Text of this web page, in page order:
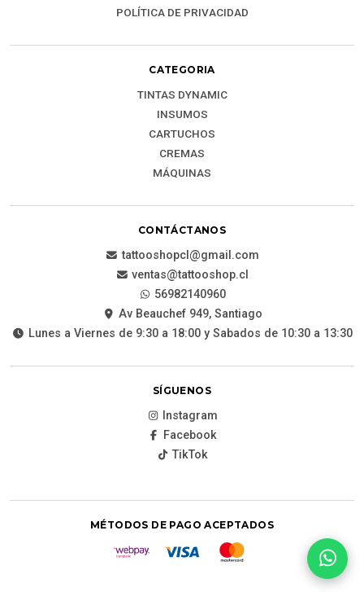
POLÍTICA DE PRIVACIDAD
CATEGORIA
TINTAS DYNAMIC
INSUMOS
CARTUCHOS
CREMAS
MÁQUINAS
CONTÁCTANOS
tattooshopcl@gmail.com
ventas@tattooshop.cl
56982140960
Av Beauchef 949, Santiago
Lunes a Viernes de 9:30 a 18:00 y Sabados de 10:30 a 13:30
SÍGUENOS
Instagram
Facebook
TikTok
MÉTODOS DE PAGO ACEPTADOS